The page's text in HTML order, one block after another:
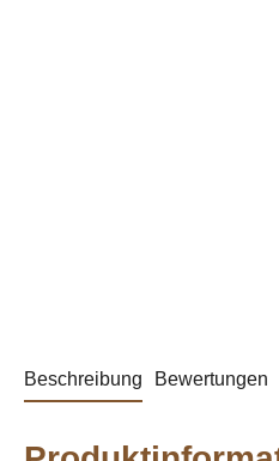
Beschreibung Bewertungen